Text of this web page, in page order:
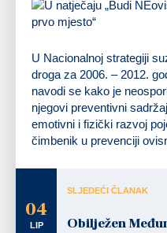
U Nacionalnoj strategiji
droga za 2006. – 2012.
navodi se kako je
njegovi preventivni
emotivni i fizički razvoj
čimbenik u prevenciji
04
LIP
SLJEDEĆI ČLANAK
Obilježen